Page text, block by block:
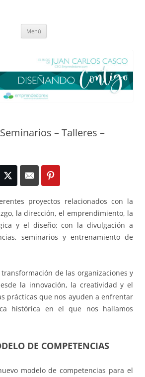
Menú
– Talleres –
proyectos relacionados con la
la dirección, el emprendimiento, la
y el diseño; con la divulgación a
seminarios y entrenamiento de
de las organizaciones y
la innovación, la creatividad y el
prácticas que nos ayuden a enfrentar
histórica en el que nos hallamos
DE COMPETENCIAS
modelo de competencias para el